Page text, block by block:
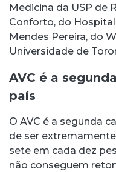
Medicina da USP de
Conforto, do
Mendes Pereira, do
Universidade de
AVC é a
país
O AVC é a segunda
de ser
sete em cada dez
não conseguem